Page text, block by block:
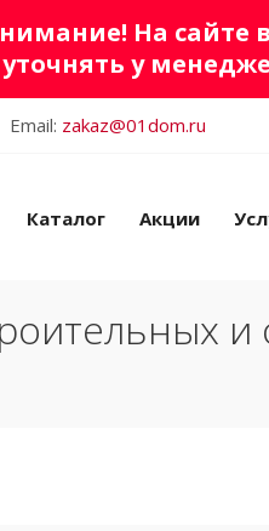
На сайте
у
Email: zakaz@01dom.ru
Каталог Акции
и